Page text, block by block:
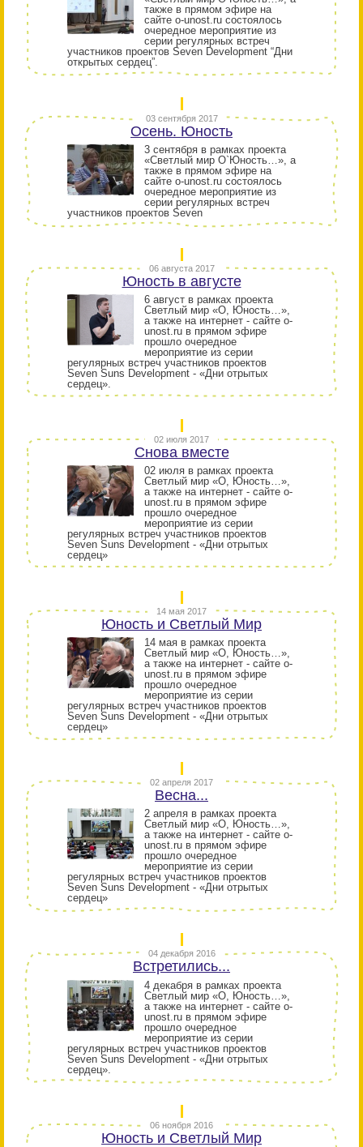
также в прямом эфире на
сайте o-unost.ru состоялось
очередное мероприятие из
серии регулярных встреч
участников проектов Seven Development “Дни
открытых сердец”.
03 сентября 2017
Осень. Юность
3 сентября в рамках проекта
«Светлый мир О`Юность…», а
также в прямом эфире на
сайте o-unost.ru состоялось
очередное мероприятие из
серии регулярных встреч
участников проектов Seven
06 августа 2017
Юность в августе
6 август в рамках проекта
Светлый мир «О, Юность…»,
а также на интернет - сайте o-
unost.ru в прямом эфире
прошло очередное
мероприятие из серии
регулярных встреч участников проектов
Seven Suns Development - «Дни отрытых
сердец».
02 июля 2017
Снова вместе
02 июля в рамках проекта
Светлый мир «О, Юность…»,
а также на интернет - сайте o-
unost.ru в прямом эфире
прошло очередное
мероприятие из серии
регулярных встреч участников проектов
Seven Suns Development - «Дни отрытых
сердец»
14 мая 2017
Юность и Светлый Мир
14 мая в рамках проекта
Светлый мир «О, Юность…»,
а также на интернет - сайте o-
unost.ru в прямом эфире
прошло очередное
мероприятие из серии
регулярных встреч участников проектов
Seven Suns Development - «Дни отрытых
сердец»
02 апреля 2017
Весна...
2 апреля в рамках проекта
Светлый мир «О, Юность…»,
а также на интернет - сайте o-
unost.ru в прямом эфире
прошло очередное
мероприятие из серии
регулярных встреч участников проектов
Seven Suns Development - «Дни отрытых
сердец»
04 декабря 2016
Встретились...
4 декабря в рамках проекта
Светлый мир «О, Юность…»,
а также на интернет - сайте o-
unost.ru в прямом эфире
прошло очередное
мероприятие из серии
регулярных встреч участников проектов
Seven Suns Development - «Дни отрытых
сердец».
06 ноября 2016
Юность и Светлый Мир